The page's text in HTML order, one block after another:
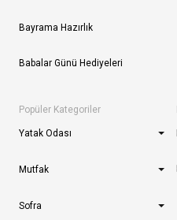
Bayrama Hazırlık
Babalar Günü Hediyeleri
Popüler Kategoriler
Yatak Odası
Mutfak
Sofra